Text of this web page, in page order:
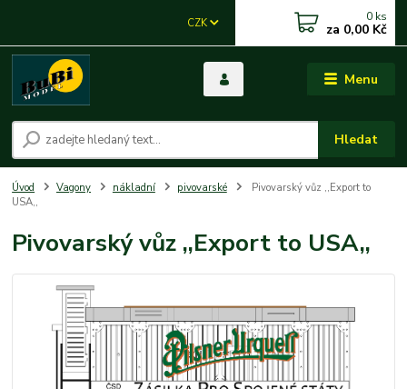
Menu
CZK
Hledat
0 ks
za 0,00 Kč
Úvod Vagony nákladní pivovarské
Pivovarský vůz ,,Export to
USA,,
Pivovarský vůz ,,Export to USA,,